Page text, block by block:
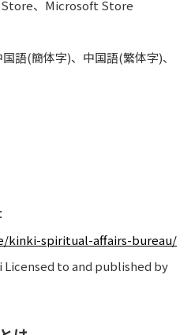
、Microsoft Store
語(簡体字)、中国語(繁体字)、
kinki-spiritual-affairs-bureau/
to and published by